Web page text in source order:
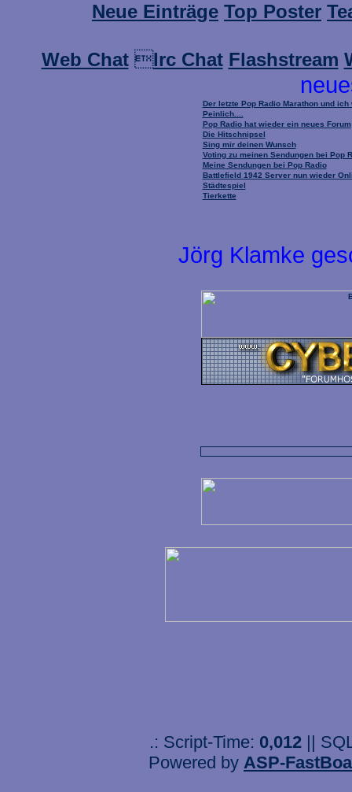
Neue Einträge Top Poster
Web ChatIrc Chat Flashstream
Der letzte Pop Radio Marathon und
Peinlich....
Pop Radio hat wieder ein neues Forum
Die Hitschnipsel
Sing mir deinen Wunsch
Voting zu meinen Sendungen bei Pop
Meine Sendungen bei Pop Radio
Battlefield 1942 Server nun wieder
Städtespiel
Tierkette
Jörg Klamke
.: Script-Time: 0,012 ||
Powered by ASP-